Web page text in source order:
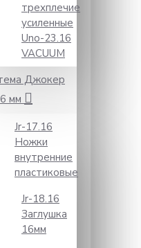
трехплечие
усиленные
Unо-23.16
VACUUM
Джокер
мм
Jr-17.16
Ножки
внутренние
пластиковые
Jr-18.16
Заглушка
16мм